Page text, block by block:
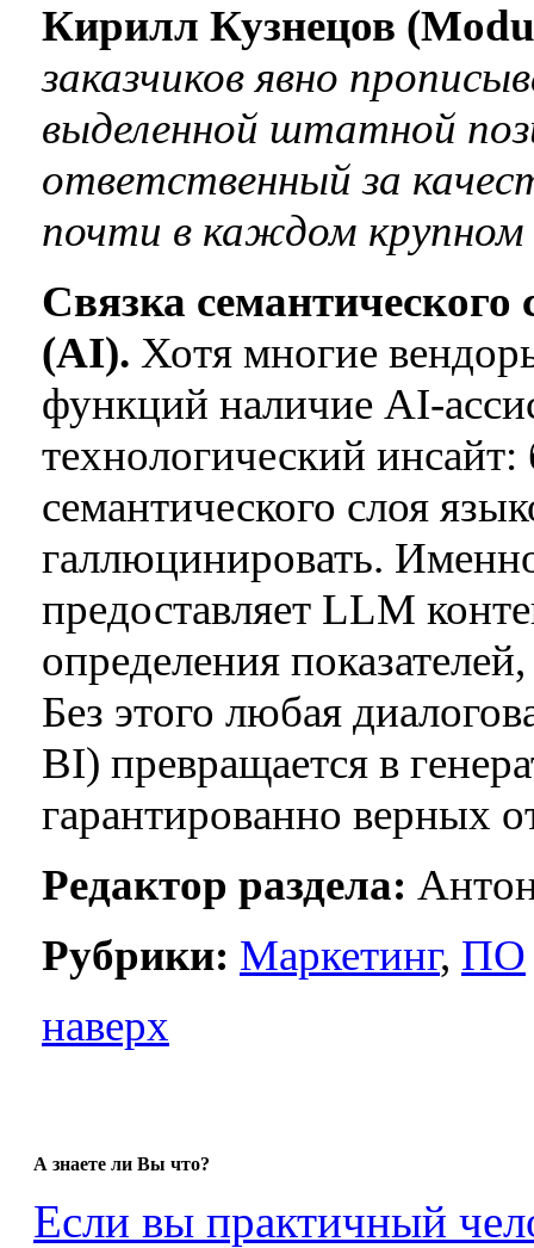
Кирилл Кузнецов
заказчиков явно
выделенной штатной
ответственный за
почти в каждом крупном
Связка
(AI). Хотя многие
функций наличие AI-
технологический
семантического слоя
галлюцинировать.
предоставляет LLM
определения
Без этого любая
BI) превращается в
гарантированно верных
Редактор раздела:
Рубрики: Маркетинг, ПО
наверх
А знаете ли Вы что?
Если вы практичный